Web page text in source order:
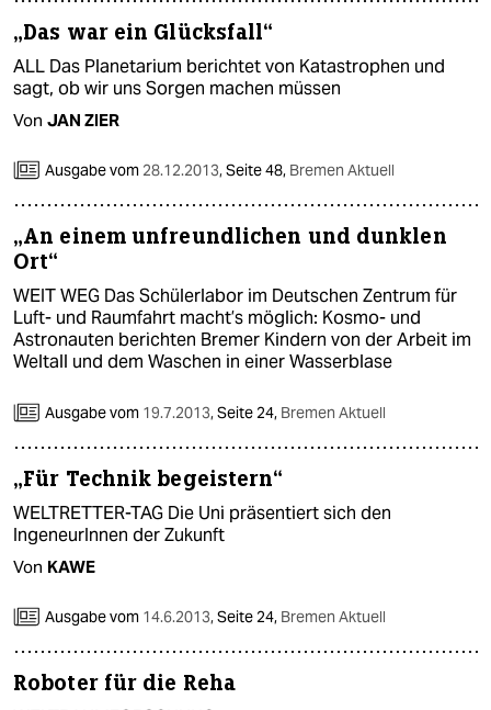
„Das war ein Glücksfall“
ALL Das Planetarium berichtet von Katastrophen und
sagt, ob wir uns Sorgen machen müssen
Von JAN ZIER
Ausgabe vom 28.12.2013,Seite 48, Bremen Aktuell
„An einem unfreundlichen und dunklen
Ort“
WEIT WEG Das Schülerlabor im Deutschen Zentrum für
Luft- und Raumfahrt macht’s möglich: Kosmo- und
Astronauten berichten Bremer Kindern von der Arbeit im
Weltall und dem Waschen in einer Wasserblase
Ausgabe vom 19.7.2013,Seite 24, Bremen Aktuell
„Für Technik begeistern“
WELTRETTER-TAG Die Uni präsentiert sich den
IngeneurInnen der Zukunft
Von KAWE
Ausgabe vom 14.6.2013,Seite 24, Bremen Aktuell
Roboter für die Reha